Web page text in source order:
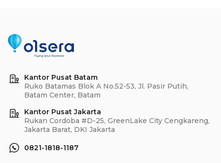
Kantor Pusat Batam
Ruko Batamas Blok A No.52-53, Jl. Pasir Putih,
Batam Center, Batam
Kantor Pusat Jakarta
Rukan Cordoba #D-25, GreenLake City Cengkareng,
Jakarta Barat, DKI Jakarta
0821-1818-1187